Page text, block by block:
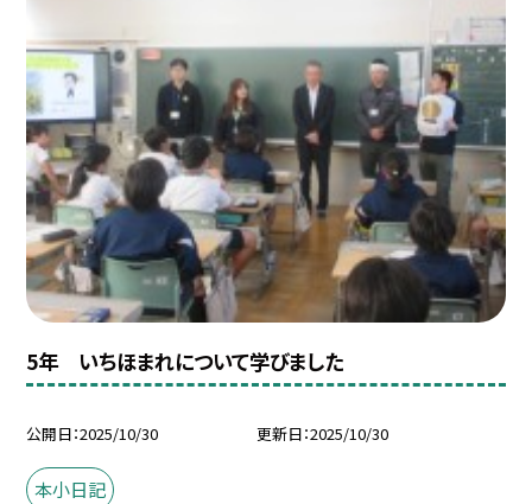
5年 いちほまれについて学びました
公開日 2025/10/30 更新日 2025/10/30
本小日記